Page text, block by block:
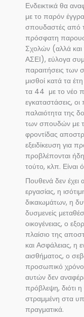
Ενδεικτικά θα
με το παρόν
σπουδαστές από
πρόσφατη
Σχολών (αλλά και
ΑΣΕΙ), εύλογα
παραιτήσεις των
μισθοί κατά τα
τα 44 με το νέο
εγκαταστάσεις,
παλαιότητα της
των σπουδών με
φροντίδας
εξειδίκευση για
προβλέπονται
τούτο, κλπ. Είναι
Πουθενά δεν
εργασίας, η
δικαιωμάτων, η
δυσμενείς
οικογένειας, ο
πλαίσιο της
και Ασφάλειας, η
αισθήματος, ο
προσωπικό χρόνο
αυτών δεν
πρόβλεψη, διότι η
στραμμένη στα
πραγματικά.